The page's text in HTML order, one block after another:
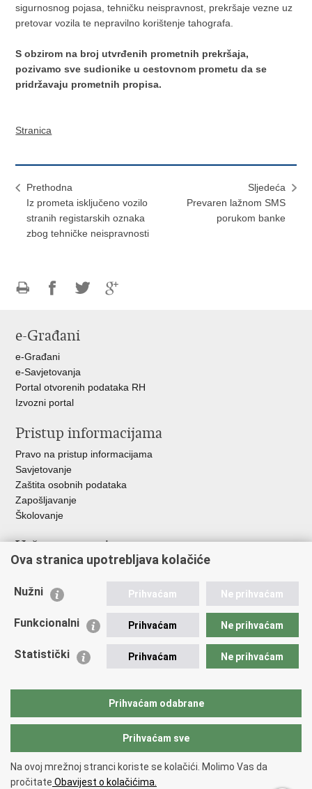
sigurnosnog pojasa, tehničku neispravnost, prekršaje vezne uz
pretovar vozila te nepravilno korištenje tahografa.
S obzirom na broj utvrđenih prometnih prekršaja,
pozivamo sve sudionike u cestovnom prometu da se
pridržavaju prometnih propisa.
Stranica
Prethodna
Iz prometa isključeno vozilo
stranih registarskih oznaka
zbog tehničke neispravnosti
Sljedeća
Prevaren lažnom SMS
porukom banke
FacebookuTwitteru
e-Građani
e-Građani
e-Savjetovanja
Portal otvorenih podataka RH
Izvozni portal
Pristup informacijama
Pravo na pristup informacijama
Savjetovanje
Zaštita osobnih podataka
Zapošljavanje
Školovanje
Važne poveznice
Ministarstvo unutarnjih poslova
Udruge
Policijska akademija
Zaklada policijske solidarnosti
Vučetić"
Copyright © 2026 Policijska uprava virovitičko-podravska.
Ova stranica upotrebljava kolačiće
Nužni Prihvaćam Ne prihvaćam
Funkcionalni Prihvaćam Ne prihvaćam
Statistički Prihvaćam Ne prihvaćam
Prihvaćam odabrane
Prihvaćam sve
Na ovoj mrežnoj stranci koriste se kolačići. Molimo Vas da
pročitate Obavijest o kolačićima.